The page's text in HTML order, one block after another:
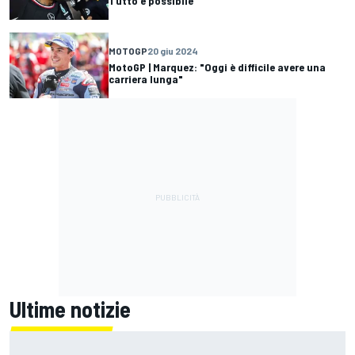
MOTOGP20 giu 2024
MotoGP | Marquez: "Oggi è difficile avere una
carriera lunga"
Ultime notizie